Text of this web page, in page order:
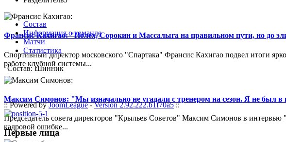
Франсис Кахигао: "Полех, Сорокин и Массалыга на правильном пути, но до
Спортивный директор московского "Спартака" Франсис Кахигао подвел итоги
работе клубной системы...
Максим Симонов: "Мы изначально не угадали с тренером на сезон. Я не был в
Председатель совета директоров "Крыльев Советов" Максим Симонов в
кадровой ошибке...
Состав
Информация о команде
Матчи
Статистика
Состав: Шинник
:: Powered byJoomLeague-Version 2.92.222.b1f70a5::
Первые лица